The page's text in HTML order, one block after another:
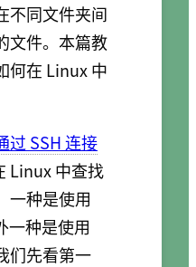
不同文件夹间
文件。本篇教
何在 Linux 中
过 SSH 连接
Linux 中查找
一种是使用
一种是使用
们先看第一